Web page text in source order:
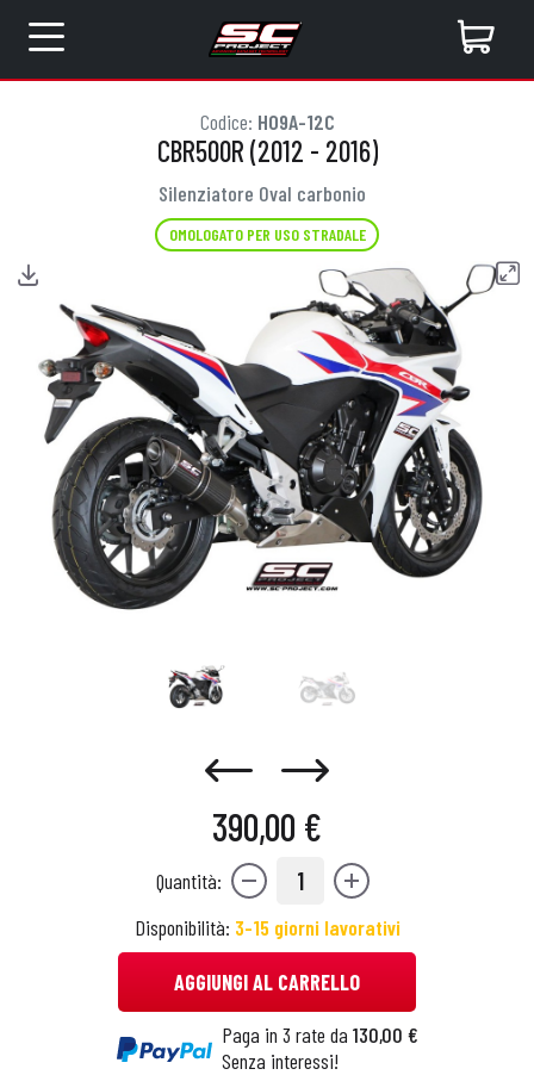
Codice: H09A-12C
CBR500R (2012 - 2016)
Silenziatore Oval carbonio
OMOLOGATO PER USO STRADALE
390,00 €
Quantità: 1
Disponibilità: 3-15 giorni lavorativi
AGGIUNGI AL CARRELLO
Paga in 3 rate da 130,00 €
Senza interessi!